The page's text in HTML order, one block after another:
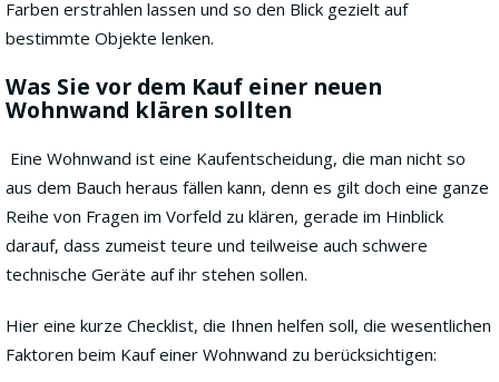
Farben erstrahlen lassen und so den Blick gezielt auf
bestimmte Objekte lenken.
Was Sie vor dem Kauf einer neuen
Wohnwand klären sollten
Eine Wohnwand ist eine Kaufentscheidung, die man nicht so
aus dem Bauch heraus fällen kann, denn es gilt doch eine ganze
Reihe von Fragen im Vorfeld zu klären, gerade im Hinblick
darauf, dass zumeist teure und teilweise auch schwere
technische Geräte auf ihr stehen sollen.
Hier eine kurze Checklist, die Ihnen helfen soll, die wesentlichen
Faktoren beim Kauf einer Wohnwand zu berücksichtigen: